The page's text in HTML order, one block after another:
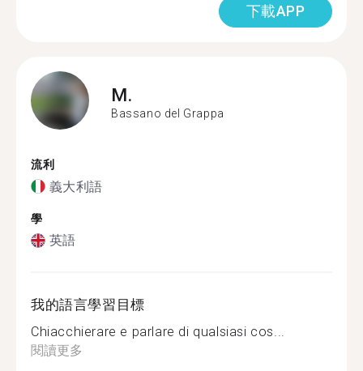
下載APP
M.
Bassano del Grappa
流利
義大利語
學
英語
我的語言學習目標
Chiacchierare e parlare di qualsiasi cos...
閱讀更多